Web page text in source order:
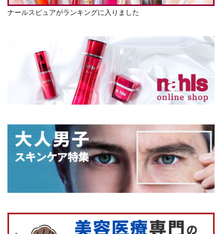
ナールスピュアがランキングに入りました